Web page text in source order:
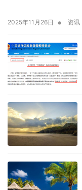
2025年11月26日 • 资讯